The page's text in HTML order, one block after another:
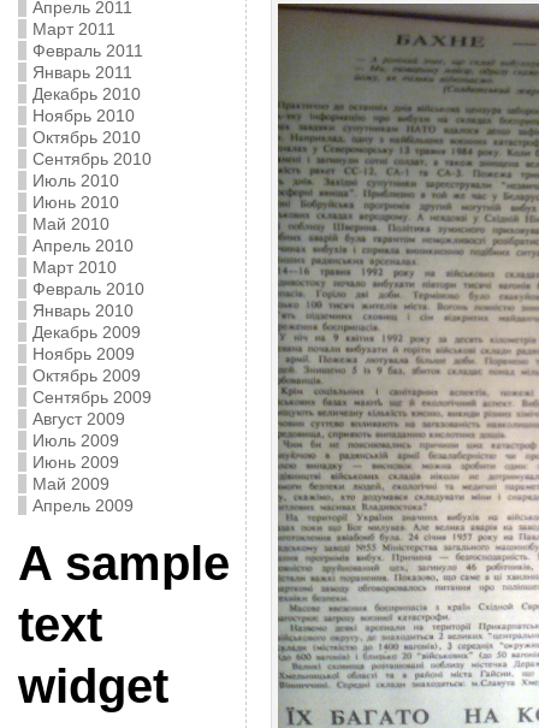
Апрель 2011
Март 2011
Февраль 2011
Январь 2011
Декабрь 2010
Ноябрь 2010
Октябрь 2010
Сентябрь 2010
Июль 2010
Июнь 2010
Май 2010
Апрель 2010
Март 2010
Февраль 2010
Январь 2010
Декабрь 2009
Ноябрь 2009
Октябрь 2009
Сентябрь 2009
Август 2009
Июль 2009
Июнь 2009
Май 2009
Апрель 2009
A sample
text
widget